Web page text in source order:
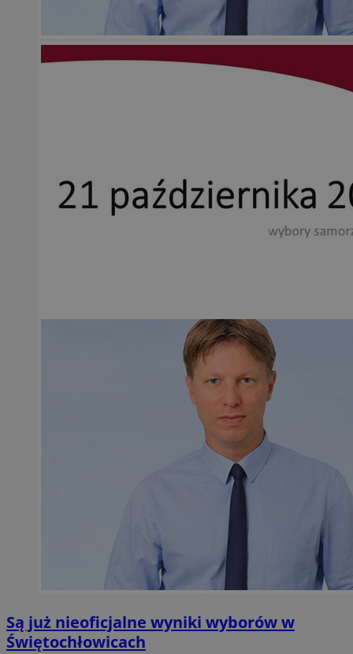
Są już nieoficjalne wyniki wyborów w
Świętochłowicach